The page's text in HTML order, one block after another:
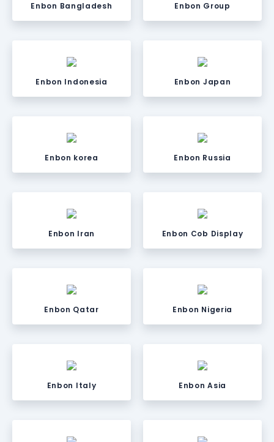
Enbon Bangladesh Enbon Group
Enbon Indonesia Enbon Japan
Enbon korea Enbon Russia
Enbon Iran Enbon Cob Display
Enbon Qatar Enbon Nigeria
Enbon Italy Enbon Asia